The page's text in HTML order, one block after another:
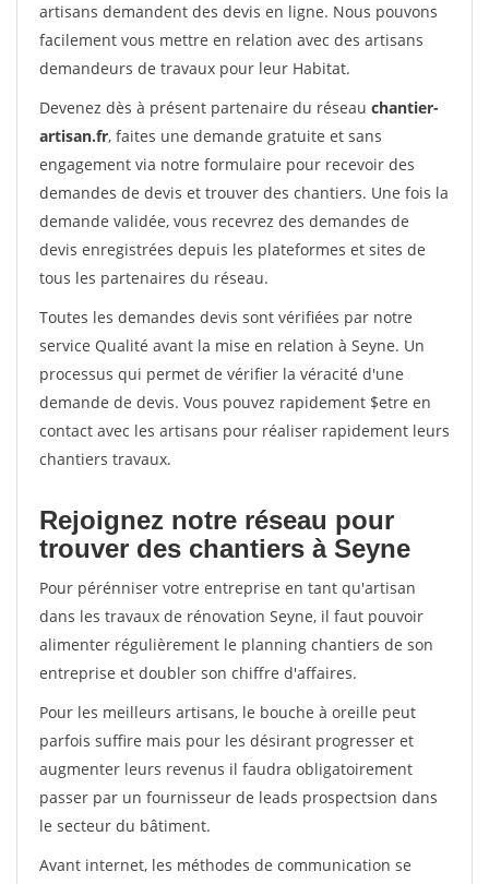
artisans demandent des devis en ligne. Nous pouvons
facilement vous mettre en relation avec des artisans
demandeurs de travaux pour leur Habitat.
Devenez dès à présent partenaire du réseau chantier-
artisan.fr, faites une demande gratuite et sans
engagement via notre formulaire pour recevoir des
demandes de devis et trouver des chantiers. Une fois la
demande validée, vous recevrez des demandes de
devis enregistrées depuis les plateformes et sites de
tous les partenaires du réseau.
Toutes les demandes devis sont vérifiées par notre
service Qualité avant la mise en relation à Seyne. Un
processus qui permet de vérifier la véracité d'une
demande de devis. Vous pouvez rapidement $etre en
contact avec les artisans pour réaliser rapidement leurs
chantiers travaux.
Rejoignez notre réseau pour
trouver des chantiers à Seyne
Pour pérénniser votre entreprise en tant qu'artisan
dans les travaux de rénovation Seyne, il faut pouvoir
alimenter régulièrement le planning chantiers de son
entreprise et doubler son chiffre d'affaires.
Pour les meilleurs artisans, le bouche à oreille peut
parfois suffire mais pour les désirant progresser et
augmenter leurs revenus il faudra obligatoirement
passer par un fournisseur de leads prospectsion dans
le secteur du bâtiment.
Avant internet, les méthodes de communication se